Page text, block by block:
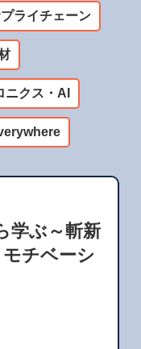
ライチェーン
クス・AI
学ぶ～斬新
チベーシ